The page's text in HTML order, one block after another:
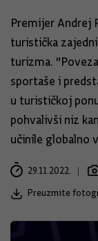
Premijer Andrej
turistička
turizma.
sportaše i
u turističkoj
pohvalivši niz
učinile globalno
29.11.2022.
Preuzmite